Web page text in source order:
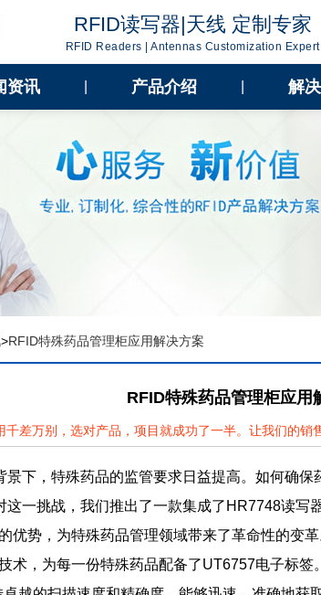
RFID读写器|天线 定制专家
RFID Readers | Antennas Customization Expert
资讯 产品介绍 解
>RFID特殊药品管理柜应用解决方案
RFID特殊药品管理柜应用
千差万别，选对产品，项目就成功了一半。让我们的销
景下，特殊药品的监管要求日益提高。如何确
这一挑战，我们推出了一款集成了HR7748读写
优势，为特殊药品管理领域带来了革命性的变革
术，为每一份特殊药品配备了UT6757电子标